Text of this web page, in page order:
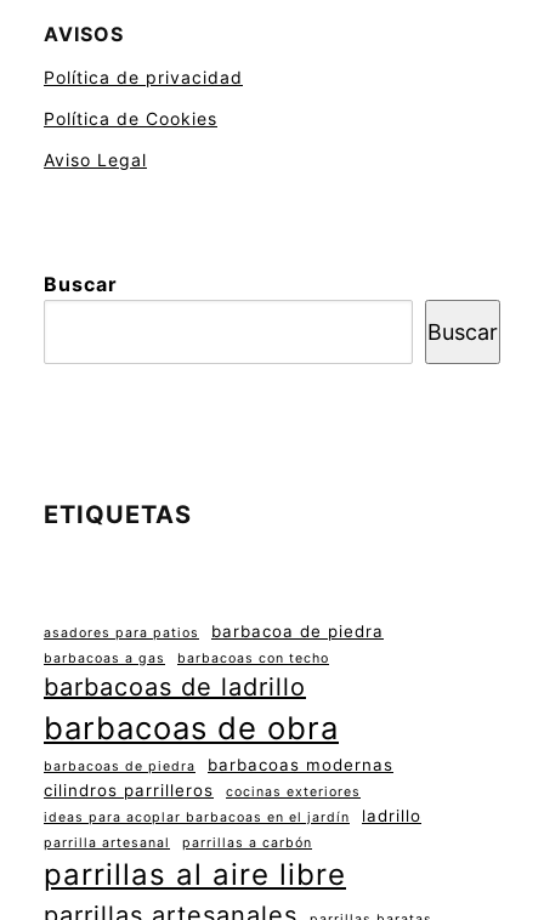
AVISOS
Política de privacidad
Política de Cookies
Aviso Legal
Buscar
Buscar
ETIQUETAS
asadores para patios barbacoa de piedra
barbacoas a gas barbacoas con techo
barbacoas de ladrillo
barbacoas de obra
barbacoas de piedra
barbacoas modernas
cilindros parrilleros
cocinas exteriores
ideas para acoplar barbacoas en el jardín
ladrillo
parrilla artesanal parrillas a carbón
parrillas al aire libre